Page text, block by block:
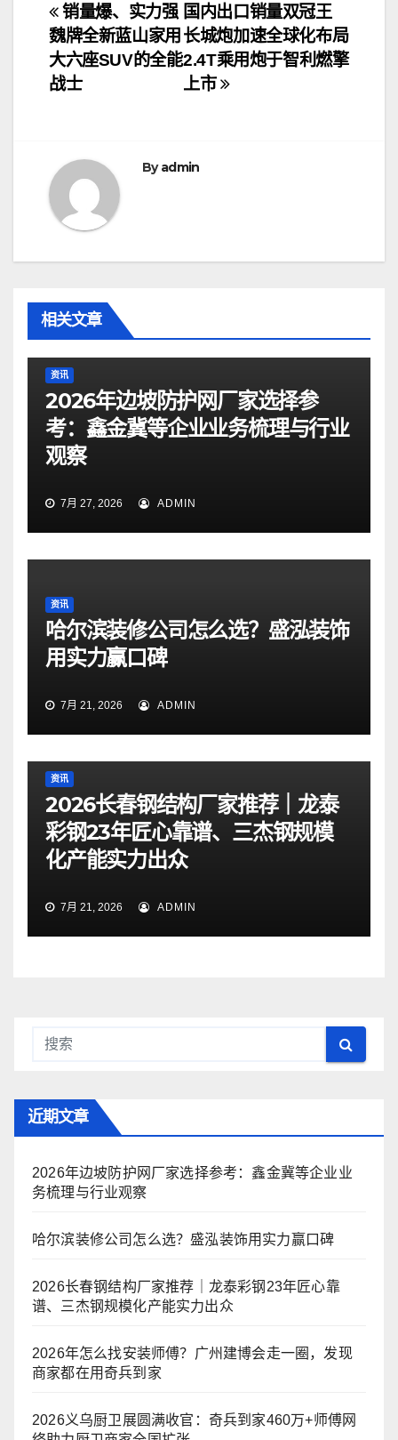
文
章
导
国内出口销量双冠王
长城炮加速全球化布局
2.4T乘用炮于智利燃擎
上市
销量爆、实力强
魏牌全新蓝山家用
大六座SUV的全能
战士
Byadmin
相关文章
资讯
2026年边坡防护网厂家选择参
考：鑫金冀等企业业务梳理与行业
观察
7月 27, 2026 ADMIN
资讯
哈尔滨装修公司怎么选？盛泓装饰
用实力赢口碑
7月 21, 2026 ADMIN
资讯
2026长春钢结构厂家推荐｜龙泰
彩钢23年匠心靠谱、三杰钢规模
化产能实力出众
7月 21, 2026 ADMIN
近期文章
2026年边坡防护网厂家选择参考：鑫金冀等企业业
务梳理与行业观察
哈尔滨装修公司怎么选？盛泓装饰用实力赢口碑
2026长春钢结构厂家推荐｜龙泰彩钢23年匠心靠
谱、三杰钢规模化产能实力出众
2026年怎么找安装师傅？广州建博会走一圈，发现
商家都在用奇兵到家
2026义乌厨卫展圆满收官：奇兵到家460万+师傅网